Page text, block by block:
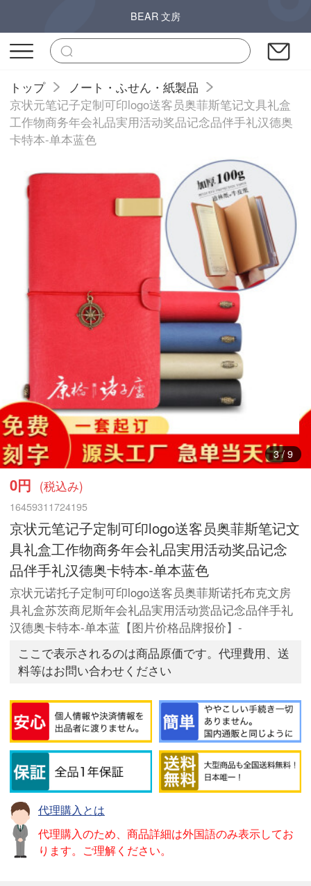
BEAR 文房
トップ
ノート・ふせん・紙製品
京状元笔记子定制可印logo送客员奥菲斯笔记文具礼盒
工作物商务年会礼品実用活动奖品记念品伴手礼汉德奥
卡特本-单本蓝色
3/ 9
0円 (税込み)
16459311724195
京状元笔记子定制可印logo送客员奥菲斯笔记文
具礼盒工作物商务年会礼品実用活动奖品记念
品伴手礼汉德奥卡特本-单本蓝色
京状元诺托子定制可印logo送客员奥菲斯诺托布克文房
具礼盒苏茨商尼斯年会礼品実用活动赏品记念品伴手礼
汉德奥卡特本-单本蓝【图片价格品牌报价】-
ここで表示されるのは商品原価です。代理費用、送
料等はお問い合わせください
代理購入とは
代理購入のため、商品詳細は外国語のみ表示してお
ります。ご理解ください。